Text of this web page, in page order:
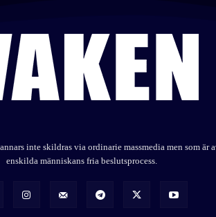
inte skildras via ordinarie massmedia men som är
enskilda människans fria beslutsprocess.